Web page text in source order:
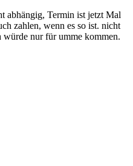
abhängig, Termin ist jetzt Mal
zahlen, wenn es so ist. nicht
würde nur für umme kommen.